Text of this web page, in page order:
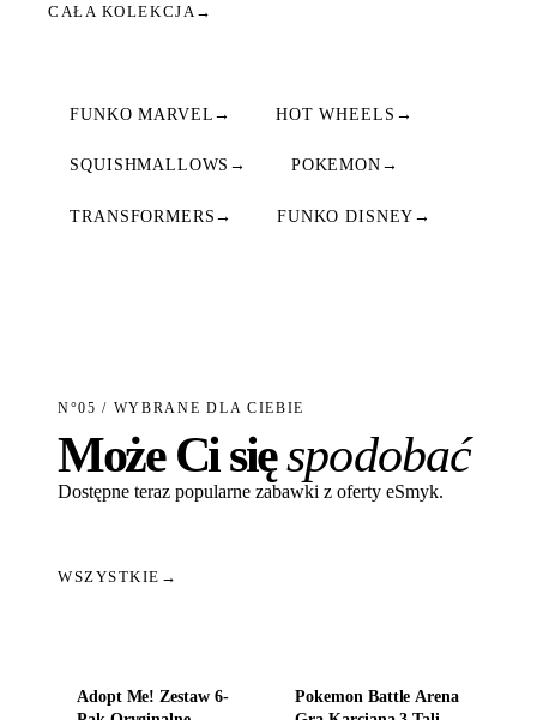
CAŁA KOLEKCJA→
FUNKO MARVEL → HOT WHEELS →
SQUISHMALLOWS → POKEMON →
TRANSFORMERS → FUNKO DISNEY →
N°05 / WYBRANE DLA CIEBIE
Może Ci sięspodobać
Dostępne teraz popularne zabawki z oferty eSmyk.
WSZYSTKIE →
Adopt Me! Zestaw 6-
Pokemon Battle Arena